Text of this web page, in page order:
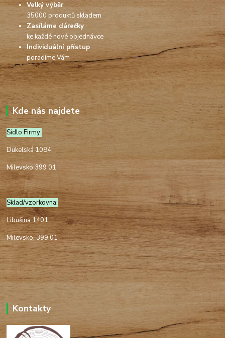
Velký výběr
35000 produktů skladem
Zasíláme dárečky
ke každé nové objednávce
Individuální přístup
poradíme Vám
Kde nás najdete
Sídlo Firmy:
Dukelská 1084,
Milevsko 399 01
Sklad/vzorkovna:
Libušina 1401
Milevsko, 399 01
Kontakty